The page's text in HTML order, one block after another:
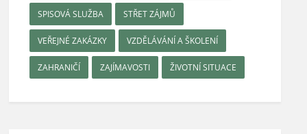
SPISOVÁ SLUŽBA STŘET ZÁJMŮ
VEŘEJNÉ ZAKÁZKY VZDĚLÁVÁNÍ A ŠKOLENÍ
ZAHRANIČÍ ZAJÍMAVOSTI ŽIVOTNÍ SITUACE